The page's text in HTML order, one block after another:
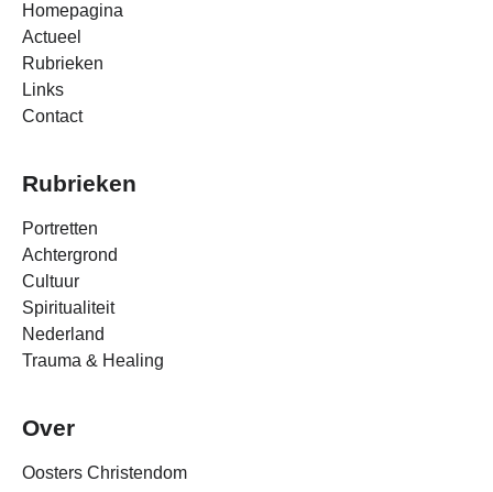
Homepagina
Actueel
Rubrieken
Links
Contact
Rubrieken
Portretten
Achtergrond
Cultuur
Spiritualiteit
Nederland
Trauma & Healing
Over
Oosters Christendom